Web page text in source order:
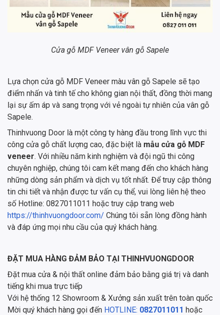
Cửa gỗ MDF Veneer vân gỗ Sapele
Lựa chọn cửa gỗ MDF Veneer màu vân gỗ Sapele sẽ tạo
điểm nhấn và tinh tế cho không gian nội thất, đồng thời mang
lại sự ấm áp và sang trọng với vẻ ngoài tự nhiên của vân gỗ
Sapele.
Thinhvuong Door là một công ty hàng đầu trong lĩnh vực thi
công cửa gỗ chất lượng cao, đặc biệt là mẫu cửa gỗ MDF
veneer. Với nhiều năm kinh nghiệm và đội ngũ thi công
chuyên nghiệp, chúng tôi cam kết mang đến cho khách hàng
những dòng sản phẩm và dịch vụ tốt nhất. Để truy cập thông
tin chi tiết và nhận được tư vấn cụ thể, vui lòng liên hệ theo
số Hotline: 0827011011 hoặc truy cập trang web
https://thinhvuongdoor.com/ Chúng tôi sẵn lòng đồng hành
và đáp ứng mọi nhu cầu của quý khách hàng.
ĐẶT MUA HÀNG ĐẢM BẢO TẠI THINHVUONGDOOR
Đặt mua cửa & nội thất online đảm bảo bằng giá trị và danh
tiếng khi mua trực tiếp
Với hệ thống 12 Showroom & Xưởng sản xuất trên toàn quốc
Mời quý khách hàng gọi đến HOTLINE: 0827011011 hoặc